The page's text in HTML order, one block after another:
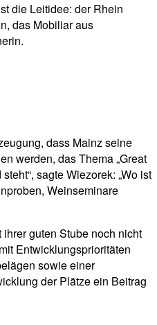
die Leitidee: der Rhein
das Mobiliar aus
dass Mainz seine
werden, das Thema „Great
sagte Wiezorek: „Wo ist
Weinseminare
guten Stube noch nicht
Entwicklungsprioritäten
sowie einer
der Plätze ein Beitrag